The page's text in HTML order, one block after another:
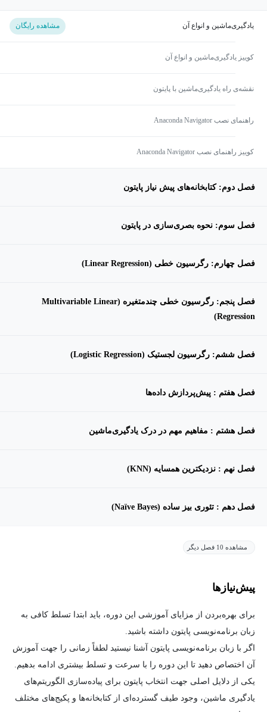
یادگیری‌ماشین و انواع آن مشاهده رایگان
کوییز یادگیری‌ماشین و انواع آن
نقشه‌ی راه یادگیری‌ماشین با پایتون
راهنمای نصب Anaconda Navigator
کوییز راهنمای نصب Anaconda Navigator
فصل دوم: کتابخانه‌های پیش نیاز پایتون
فصل سوم: نحوه بصری‌سازی در پایتون
فصل چهارم: رگرسیون خطی (Linear Regression)
فصل پنجم: رگرسیون خطی چندمتغیره (Multivariable Linear
Regression)
فصل ششم: رگرسیون لجستیک (Logistic Regression)
فصل هفتم : پیش‌‎پردازش داده‌ها
فصل هشتم : مفاهیم مهم در درک یادگیری‌ماشین
فصل نهم : نزدیکترین همسایه (KNN)
فصل دهم : تئوری بیز ساده (Naïve Bayes)
مشاهده 10 فصل دیگر
پیش‌نیاز‌ها
برای بهره‌بردن از مزایای آموزشی این دوره، باید ابتدا تسلط کافی به
زبان برنامه‌نویسی پایتون داشته باشید.
اگر با زبان برنامه‌نویسی پایتون آشنا نیستید لطفاً زمانی را جهت آموزش
آن اختصاص دهید تا این دوره را با سرعت و تسلط بیشتری ادامه بدهیم.
یکی از دلایل اصلی جهت انتخاب پایتون برای پیاده‌سازی الگوریتم‌های
یادگیری ماشین، وجود طیف گسترده‌ای از کتابخانه‌ها و پکیج‌های مختلف